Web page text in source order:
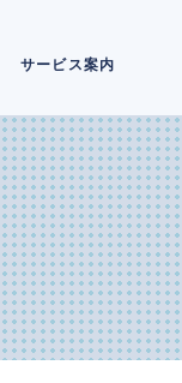
サービス案内